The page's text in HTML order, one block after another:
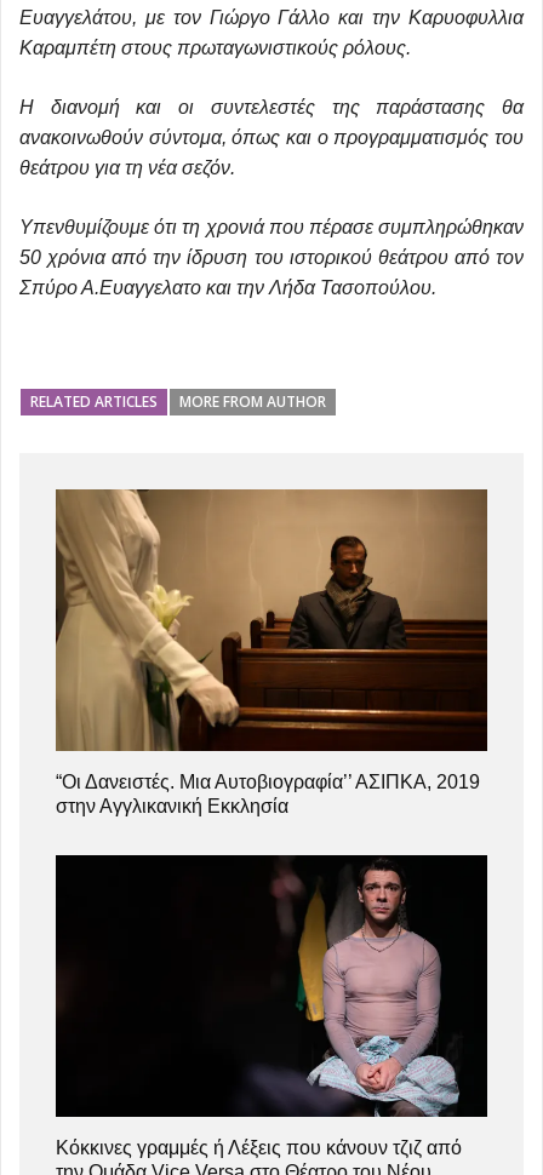
Ευαγγελάτου, με τον Γιώργο Γάλλο και την Καρυοφυλλια
Καραμπέτη στους πρωταγωνιστικούς ρόλους.
Η διανομή και οι συντελεστές της παράστασης θα
ανακοινωθούν σύντομα, όπως και ο προγραμματισμός του
θεάτρου για τη νέα σεζόν.
Υπενθυμίζουμε ότι τη χρονιά που πέρασε συμπληρώθηκαν
50 χρόνια από την ίδρυση του ιστορικού θεάτρου από τον
Σπύρο Α.Ευαγγελατο και την Λήδα Τασοπούλου.
RELATED ARTICLES MORE FROM AUTHOR
“Οι Δανειστές. Μια Αυτοβιογραφία’’ ΑΣΙΠΚΑ, 2019
στην Αγγλικανική Εκκλησία
Κόκκινες γραμμές ή Λέξεις που κάνουν τζιζ από